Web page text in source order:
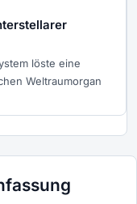
löste eine
Weltraumorgan